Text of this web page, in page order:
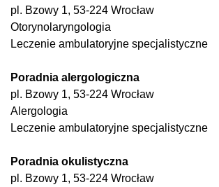
pl. Bzowy 1, 53-224 Wrocław
Otorynolaryngologia
Leczenie ambulatoryjne specjalistyczne
Poradnia alergologiczna
pl. Bzowy 1, 53-224 Wrocław
Alergologia
Leczenie ambulatoryjne specjalistyczne
Poradnia okulistyczna
pl. Bzowy 1, 53-224 Wrocław